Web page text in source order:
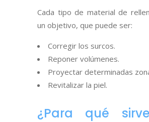
Cada tipo de material de
un objetivo, que puede ser:
Corregir los surcos.
Reponer volúmenes.
Proyectar determinadas
Revitalizar la piel.
¿Para qué